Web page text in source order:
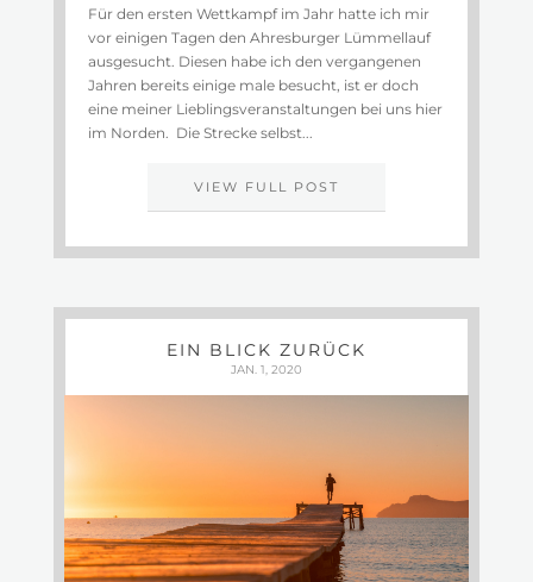
Für den ersten Wettkampf im Jahr hatte ich mir
vor einigen Tagen den Ahresburger Lümmellauf
ausgesucht. Diesen habe ich den vergangenen
Jahren bereits einige male besucht, ist er doch
eine meiner Lieblingsveranstaltungen bei uns hier
im Norden. Die Strecke selbst...
VIEW FULL POST
EIN BLICK ZURÜCK
JAN. 1, 2020